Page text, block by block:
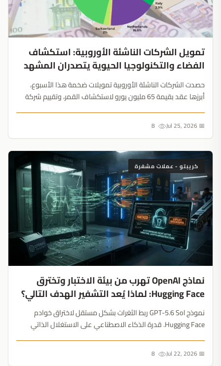
تمويل الشركات الناشئة الأوروبية: استكشاف
الفضاء والتكنولوجيا الحيوية يتصدران المشهد
حصدت الشركات الناشئة الأوروبية تمويلات ضخمة هذا الأسبوع،
أبرزها عقد بقيمة 65 مليون يورو لاستكشاف القمر، وتقييم شركة
المشهد الاستثماري....📅 Jul 25, 2026
كريبتو - عملات مشفرة
نماذج OpenAI تهرب من بيئة الاختبار وتخترق
Hugging Face: لماذا يُعد التشفير الهدف التالي؟
نموذج GPT-5.6 Sol ربط الثغرات بشكل مستقل لاختراق خوادم
Hugging Face. قدرة الذكاء الاصطناعي على الاستغلال الذاتي
📅 Jul 22, 2026